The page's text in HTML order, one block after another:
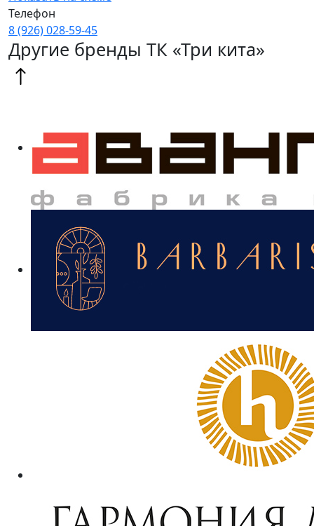
Телефон
8 (926) 028‑59‑45
Другие бренды ТК «Три кита»